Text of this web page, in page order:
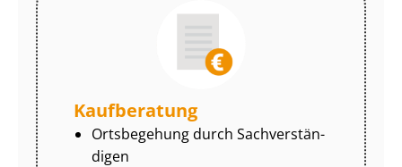
Kaufberatung
Ortsbegehung durch Sach­ver­stän­
di­gen